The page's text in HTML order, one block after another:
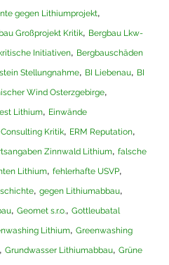
gegen Lithiumprojekt,
Großprojekt Kritik, Bergbau Lkw-
Initiativen, Bergbauschäden
Stellungnahme, BI Liebenau, BI
Wind Osterzgebirge,
Lithium, Einwände
Consulting Kritik, ERM Reputation,
Zinnwald Lithium, falsche
Lithium, fehlerhafte USVP,
, gegen Lithiumabbau,
, Geomet s.r.o., Gottleubatal
Lithium, Greenwashing
, Grundwasser Lithiumabbau, Grüne